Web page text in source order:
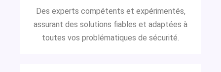
Des experts compétents et expérimentés,
assurant des solutions fiables et adaptées à
toutes vos problématiques de sécurité.